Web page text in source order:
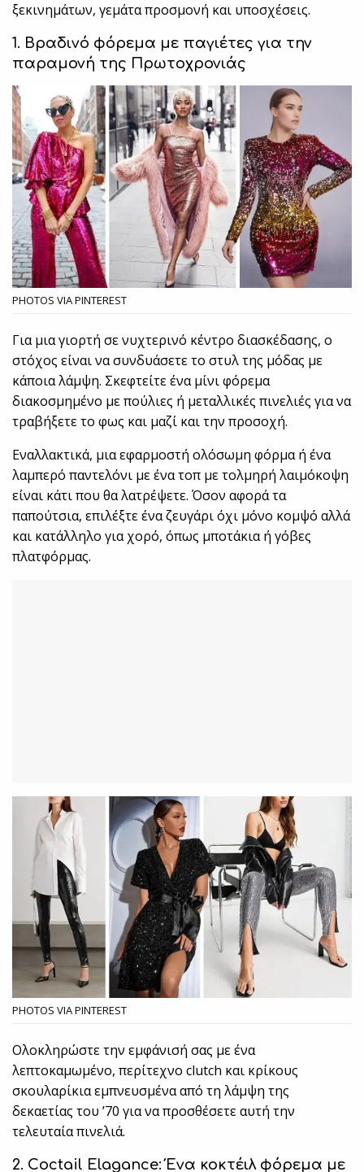
ξεκινημάτων, γεμάτα προσμονή και υποσχέσεις.
1. Βραδινό φόρεμα με παγιέτες για την
παραμονή της Πρωτοχρονιάς
PHOTOS VIA PINTEREST
Για μια γιορτή σε νυχτερινό κέντρο διασκέδασης, ο
στόχος είναι να συνδυάσετε το στυλ της μόδας με
κάποια λάμψη. Σκεφτείτε ένα μίνι φόρεμα
διακοσμημένο με πούλιες ή μεταλλικές πινελιές για να
τραβήξετε το φως και μαζί και την προσοχή.
Εναλλακτικά, μια εφαρμοστή ολόσωμη φόρμα ή ένα
λαμπερό παντελόνι με ένα τοπ με τολμηρή λαιμόκοψη
είναι κάτι που θα λατρέψετε. Όσον αφορά τα
παπούτσια, επιλέξτε ένα ζευγάρι όχι μόνο κομψό αλλά
και κατάλληλο για χορό, όπως μποτάκια ή γόβες
πλατφόρμας.
PHOTOS VIA PINTEREST
Ολοκληρώστε την εμφάνισή σας με ένα
λεπτοκαμωμένο, περίτεχνο clutch και κρίκους
σκουλαρίκια εμπνευσμένα από τη λάμψη της
δεκαετίας του ’70 για να προσθέσετε αυτή την
τελευταία πινελιά.
2. Cοctail Elagance: Ένα κοκτέιλ φόρεμα με